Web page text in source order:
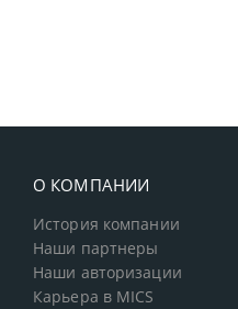
О КОМПАНИИ
История компании
Наши партнеры
Наши авторизации
Карьера в MICS